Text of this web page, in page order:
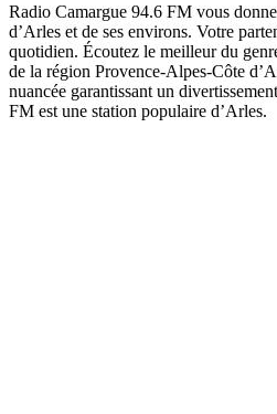
Radio Camargue 94.6 FM vous
d’Arles et de ses environs. Votre
quotidien. Écoutez le meilleur du
de la région Provence-Alpes-Côte
nuancée garantissant un
FM est une station populaire d’Arles.